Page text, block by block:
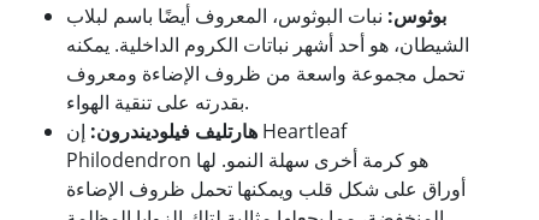
بوثوس: نبات البوثوس، المعروف أيضًا باسم لبلاب
الشيطان، هو أحد أشهر نباتات الكروم الداخلية. يمكنه
تحمل مجموعة واسعة من ظروف الإضاءة ومعروف
بقدرته على تنقية الهواء.
هارتليف فيلوديندرون: إن Heartleaf
Philodendron هو كرمة أخرى سهلة النمو. لها
أوراق على شكل قلب ويمكنها تحمل ظروف الإضاءة